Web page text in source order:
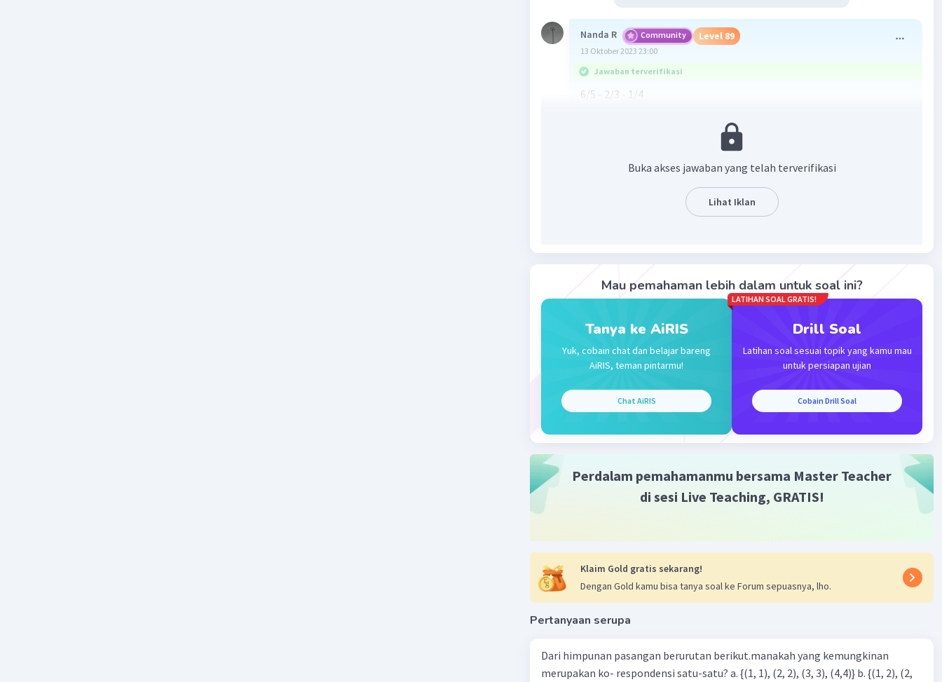
Nanda R Community Level 89
13 Oktober 2023 23:00
Jawaban terverifikasi
6/5 - 2/3 - 1/4
Beri Rating· 0.0(0) Balas
Iklan
Buka akses jawaban yang telah terverifikasi
Lihat Iklan
Mau pemahaman lebih dalam untuk soal ini?
Tanya ke AiRIS
Yuk, cobain chat dan belajar bareng
AiRIS, teman pintarmu!
Chat AiRIS
LATIHAN SOAL GRATIS!
Drill Soal
Latihan soal sesuai topik yang kamu mau
untuk persiapan ujian
Cobain Drill Soal
Perdalam pemahamanmu bersama Master Teacher
di sesi Live Teaching, GRATIS!
Klaim Gold gratis sekarang!
Dengan Gold kamu bisa tanya soal ke Forum sepuasnya, lho.
Pertanyaan serupa
Dari himpunan pasangan berurutan berikut.manakah yang kemungkinan
merupakan ko- respondensi satu-satu? a. {(1, 1), (2, 2), (3, 3), (4,4)} b. {(1, 2), (2,